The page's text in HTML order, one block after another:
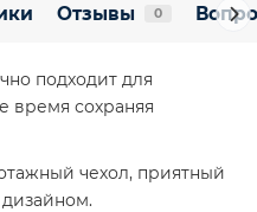
Отзывы 0
подходит для
время сохраняя
чехол, приятный